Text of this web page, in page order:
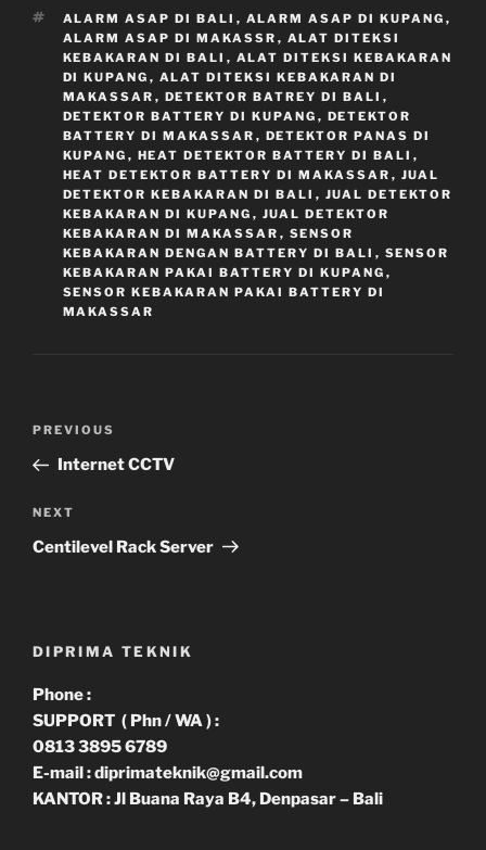
TAGS
ALARM ASAP DI BALI , ALARM ASAP DI KUPANG ,
ALARM ASAP DI MAKASSR , ALAT DITEKSI
KEBAKARAN DI BALI , ALAT DITEKSI KEBAKARAN
DI KUPANG , ALAT DITEKSI KEBAKARAN DI
MAKASSAR , DETEKTOR BATREY DI BALI ,
DETEKTOR BATTERY DI KUPANG , DETEKTOR
BATTERY DI MAKASSAR , DETEKTOR PANAS DI
KUPANG , HEAT DETEKTOR BATTERY DI BALI ,
HEAT DETEKTOR BATTERY DI MAKASSAR , JUAL
DETEKTOR KEBAKARAN DI BALI , JUAL DETEKTOR
KEBAKARAN DI KUPANG , JUAL DETEKTOR
KEBAKARAN DI MAKASSAR , SENSOR
KEBAKARAN DENGAN BATTERY DI BALI , SENSOR
KEBAKARAN PAKAI BATTERY DI KUPANG ,
SENSOR KEBAKARAN PAKAI BATTERY DI
MAKASSAR
Navigasi
Previous
Post
PREVIOUS
Internet CCTV
Next
Post
NEXT
Centilevel Rack Server
DIPRIMA TEKNIK
Phone :
SUPPORT ( Phn / WA ) :
0813 3895 6789
E-mail : diprimateknik@gmail.com
KANTOR : Jl Buana Raya B4, Denpasar – Bali